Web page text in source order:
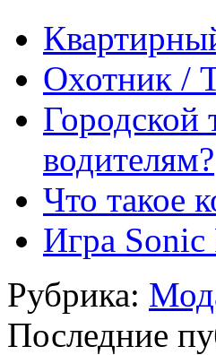
Охотник /
Городской
водителям?
Что такое
Игра Sonic
Рубрика:
Последние